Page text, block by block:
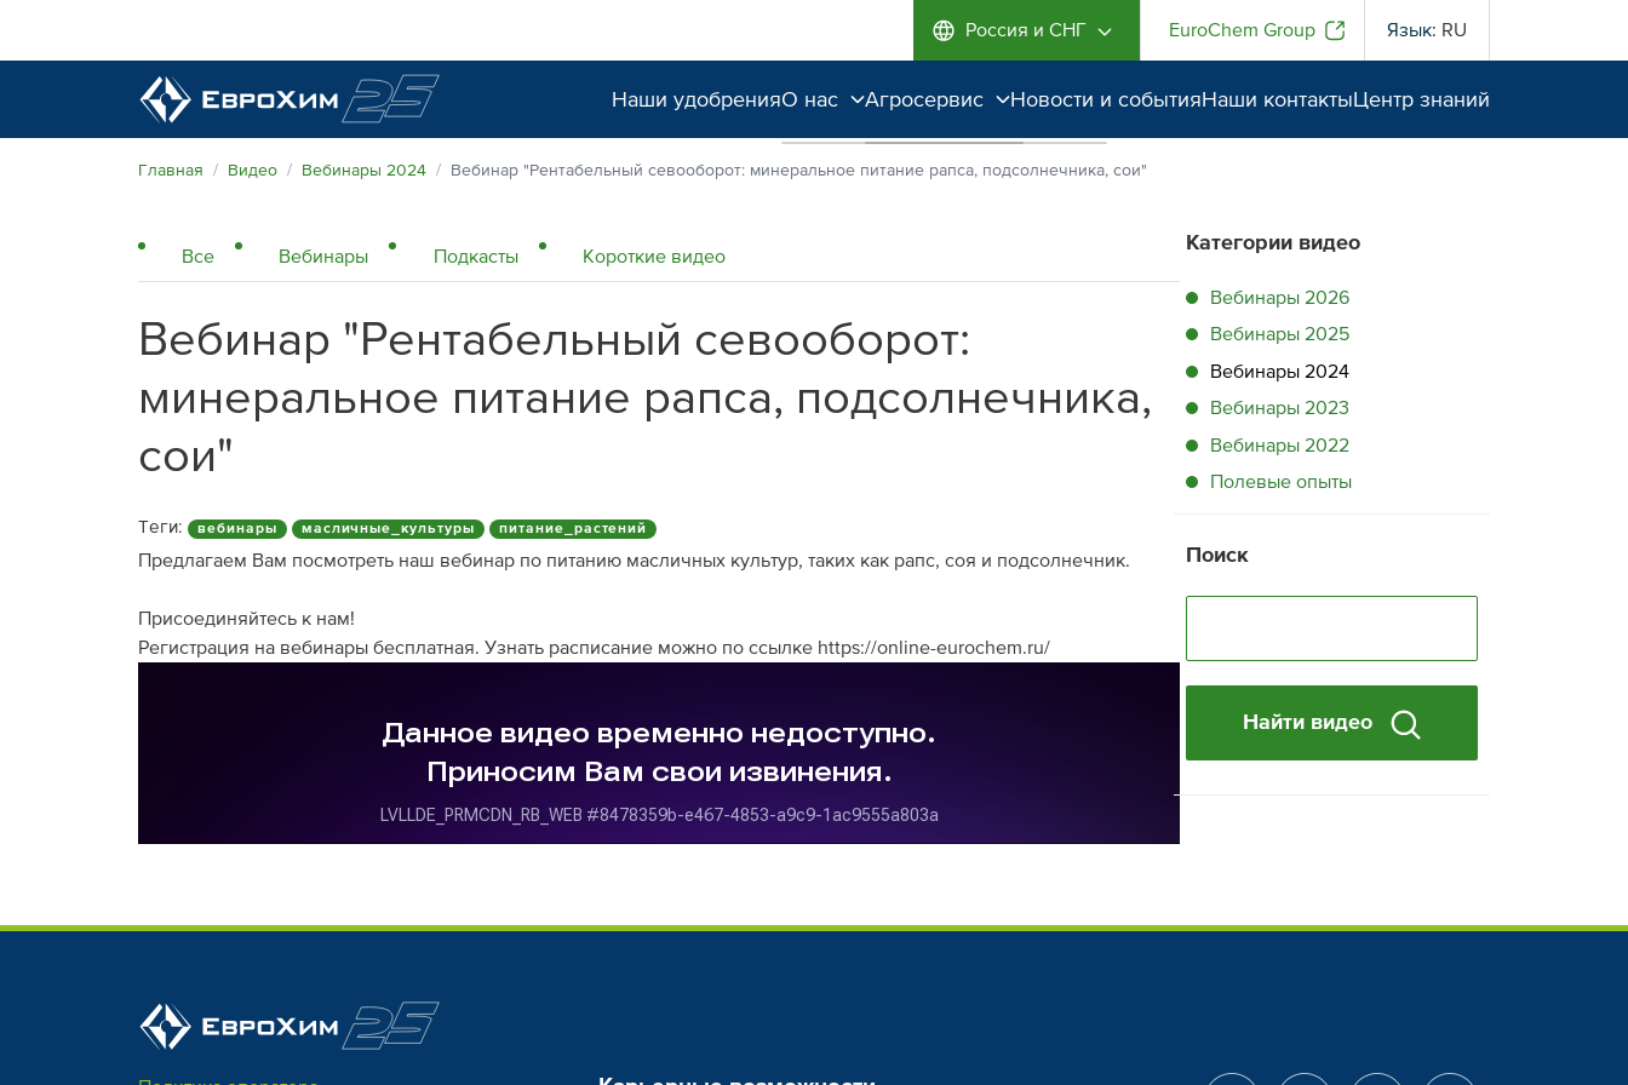
Россия и СНГ EuroChem Group Язык: RU
Наши удобренияО нас
Поддержка и
рынка
Экологичность
Агросервис
Агроэкспертиза
Новости и событияНаши контактыЦентр знаний
Наши удобрения
Качество от лидера рынка
Экологичность
Агроэкспертиза
Полевые опыты
Главная Видео Вебинары 2024 Вебинар "Рентабельный севооборот: минеральное питание рапса, подсолнечника, сои"
Все Вебинары Подкасты Короткие видео
Вебинар "Рентабельный севооборот:
минеральное питание рапса, подсолнечника,
сои"
Теги: вебинары масличные_культуры питание_растений
Предлагаем Вам посмотреть наш вебинар по питанию масличных культур, таких как рапс, соя и подсолнечник.
Присоединяйтесь к нам!
Регистрация на вебинары бесплатная. Узнать расписание можно по ссылке https://online-eurochem.ru/
Категории видео
Вебинары 2026
Вебинары 2025
Вебинары 2024
Вебинары 2023
Вебинары 2022
Полевые опыты
Поиск
Найти видео